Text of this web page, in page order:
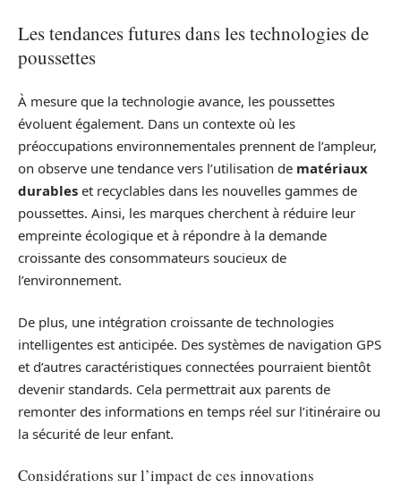
Les tendances futures dans les technologies de
poussettes
À mesure que la technologie avance, les poussettes
évoluent également. Dans un contexte où les
préoccupations environnementales prennent de l’ampleur,
on observe une tendance vers l’utilisation de matériaux
durables et recyclables dans les nouvelles gammes de
poussettes. Ainsi, les marques cherchent à réduire leur
empreinte écologique et à répondre à la demande
croissante des consommateurs soucieux de
l’environnement.
De plus, une intégration croissante de technologies
intelligentes est anticipée. Des systèmes de navigation GPS
et d’autres caractéristiques connectées pourraient bientôt
devenir standards. Cela permettrait aux parents de
remonter des informations en temps réel sur l’itinéraire ou
la sécurité de leur enfant.
Considérations sur l’impact de ces innovations